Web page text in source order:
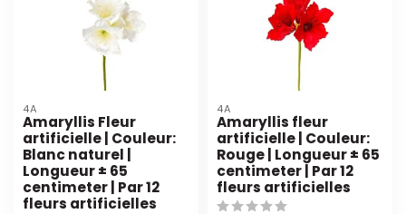
4A
Amaryllis Fleur
artificielle | Couleur:
Blanc naturel |
Longueur ± 65
centimeter | Par 12
fleurs artificielles
4A
Amaryllis fleur
artificielle | Couleur:
Rouge | Longueur ± 65
centimeter | Par 12
fleurs artificielles